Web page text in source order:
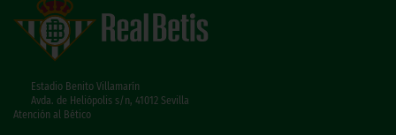
Estadio Benito Villamarín
Avda. de Heliópolis s/n, 41012 Sevilla
Atención al Bético